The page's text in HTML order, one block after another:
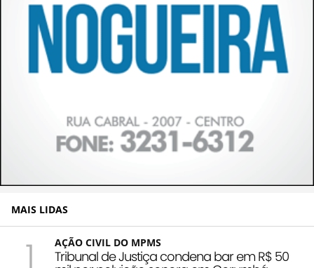
MAIS LIDAS
1 AÇÃO CIVIL DO MPMS
Tribunal de Justiça condena bar em R$ 50